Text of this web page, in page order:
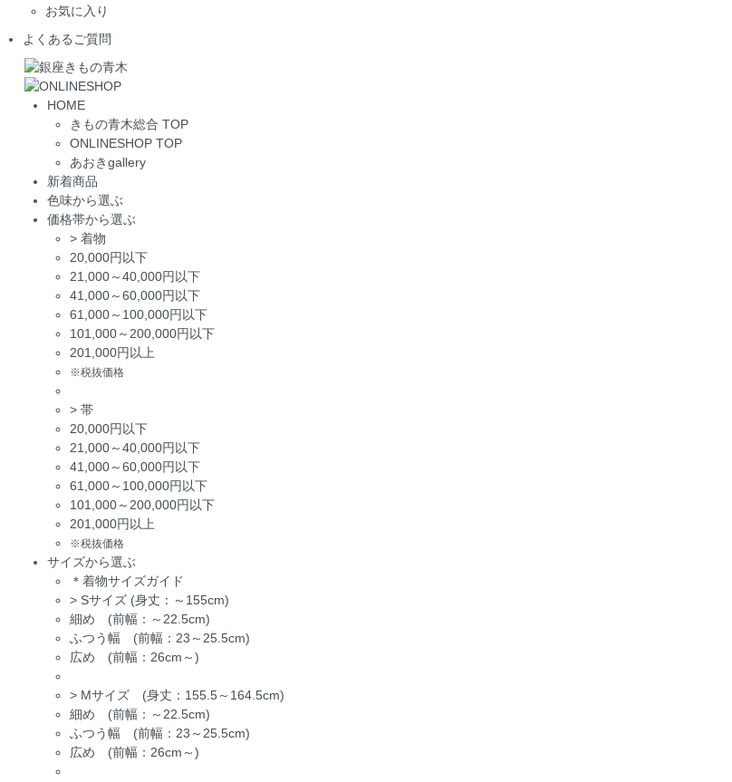
お気に入り
よくあるご質問
HOME
きもの青木総合 TOP
ONLINESHOP TOP
あおきgallery
新着商品
色味から選ぶ
価格帯から選ぶ
> 着物
20,000円以下
21,000～40,000円以下
41,000～60,000円以下
61,000～100,000円以下
101,000～200,000円以下
201,000円以上
※税抜価格
> 帯
20,000円以下
21,000～40,000円以下
41,000～60,000円以下
61,000～100,000円以下
101,000～200,000円以下
201,000円以上
※税抜価格
サイズから選ぶ
＊着物サイズガイド
> Sサイズ (身丈：～155cm)
細め (前幅：～22.5cm)
ふつう幅 (前幅：23～25.5cm)
広め (前幅：26cm～)
> Mサイズ (身丈：155.5～164.5cm)
細め (前幅：～22.5cm)
ふつう幅 (前幅：23～25.5cm)
広め (前幅：26cm～)